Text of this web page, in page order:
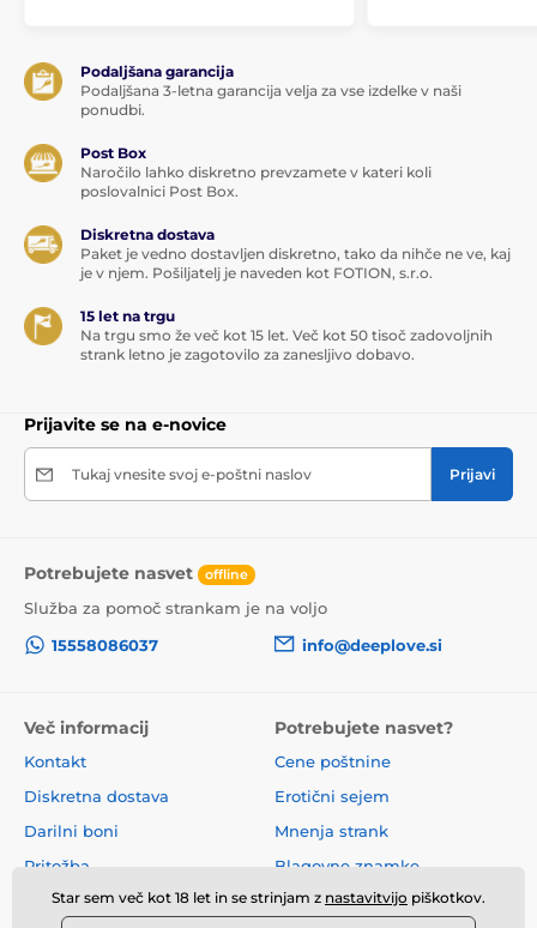
Podaljšana garancija
Podaljšana 3-letna garancija velja za vse izdelke v naši
ponudbi.
Post Box
Naročilo lahko diskretno prevzamete v kateri koli
poslovalnici Post Box.
Diskretna dostava
Paket je vedno dostavljen diskretno, tako da nihče ne ve, kaj
je v njem. Pošiljatelj je naveden kot FOTION, s.r.o.
15 let na trgu
Na trgu smo že več kot 15 let. Več kot 50 tisoč zadovoljnih
strank letno je zagotovilo za zanesljivo dobavo.
Prijavite se na e-novice
Tukaj vnesite svoj e-poštni naslov Prijavi
Potrebujete nasvet offline
Služba za pomoč strankam je na voljo
15558086037
info@deeplove.si
Več informacij
Kontakt
Diskretna dostava
Darilni boni
Pritožba
O nas
Potrebujete nasvet?
Cene poštnine
Erotični sejem
Mnenja strank
Blagovne znamke
Poslovni pogoji
Star sem več kot 18 let in se strinjam z nastavitvijo piškotkov.